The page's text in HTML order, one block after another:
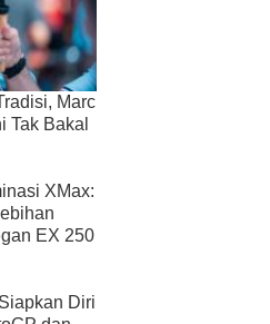
Marc
Tak Bakal
XMax:
EX 250
Diri